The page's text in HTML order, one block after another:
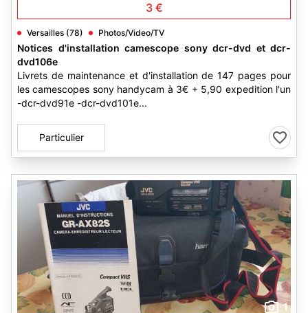
3 €
Versailles (78) Photos/Video/TV
Notices d'installation camescope sony dcr-dvd et dcr-
dvd106e
Livrets de maintenance et d'installation de 147 pages pour
les camescopes sony handycam à 3€ + 5,90 expedition l'un
-dcr-dvd91e -dcr-dvd101e...
Particulier
1